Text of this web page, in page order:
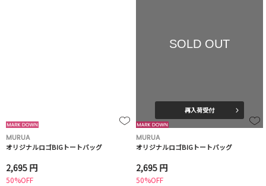
MURUA
オリジナルロゴBIGトートバッグ
2,695 円
50%OFF
SOLD OUT
再入荷受付
MURUA
オリジナルロゴBIGトートバッグ
2,695 円
50%OFF